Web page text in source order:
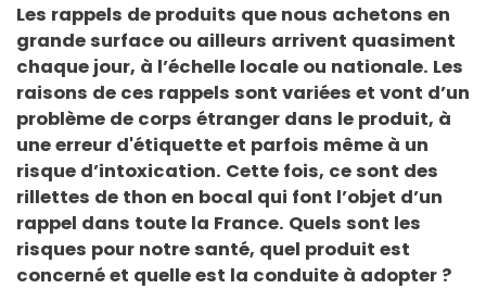
Les rappels de produits que nous achetons en
grande surface ou ailleurs arrivent quasiment
chaque jour, à l’échelle locale ou nationale. Les
raisons de ces rappels sont variées et vont d’un
problème de corps étranger dans le produit, à
une erreur d'étiquette et parfois même à un
risque d’intoxication. Cette fois, ce sont des
rillettes de thon en bocal qui font l’objet d’un
rappel dans toute la France. Quels sont les
risques pour notre santé, quel produit est
concerné et quelle est la conduite à adopter ?